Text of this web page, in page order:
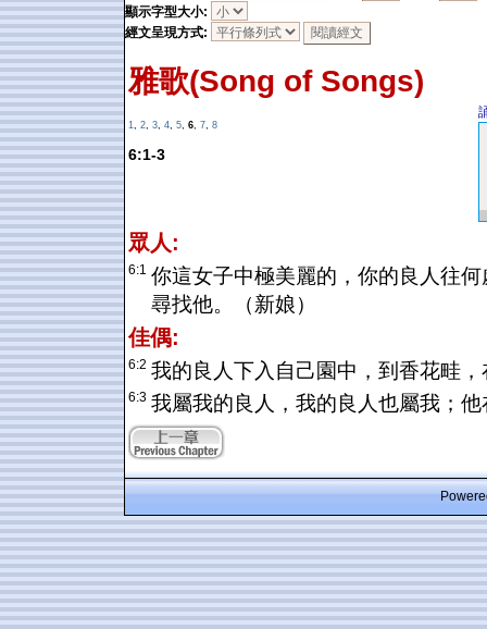
顯示字型大小:
經文呈現方式:
雅歌(Song of Songs)
1, 2, 3, 4, 5, 6, 7, 8
6:1-3
眾人:
6:1 你這女子中極美麗的，你的良人往
尋找他。（新娘）
佳偶:
6:2 我的良人下入自己園中，到香花畦
6:3 我屬我的良人，我的良人也屬我；